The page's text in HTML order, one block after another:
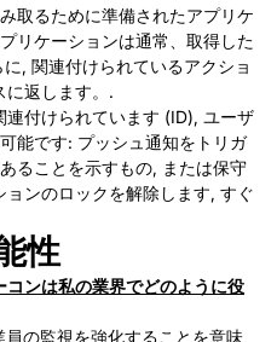
取るために準備されたアプリケ
リケーションは通常、取得した
, 関連付けられているアクショ
に返します。.
連付けられています (ID), ユーザ
能です: プッシュ通知をトリガ
ることを示すもの, または保守
ンのロックを解除します, すぐ
性
ンは私の業界でどのように役
の監視を強化することを意味